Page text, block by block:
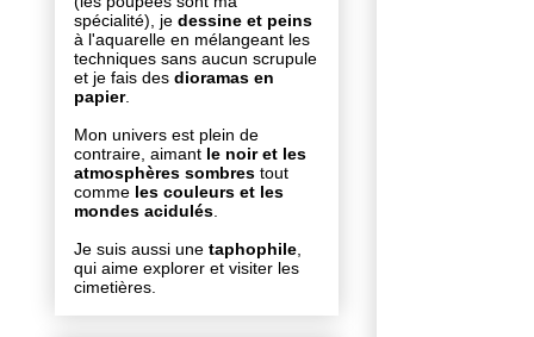
spécialité), je dessine et peins
à l'aquarelle en mélangeant les
techniques sans aucun scrupule
et je fais des dioramas en
papier.
Mon univers est plein de
contraire, aimant le noir et les
atmosphères sombres tout
comme les couleurs et les
mondes acidulés
Je suis aussi une taphophile
qui aime explorer et visiter les
cimetières.